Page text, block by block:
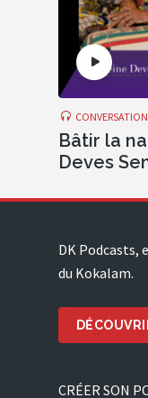
Bâtir la
Deves
DK Podcasts,
du Kokalam.
CRÉER SON